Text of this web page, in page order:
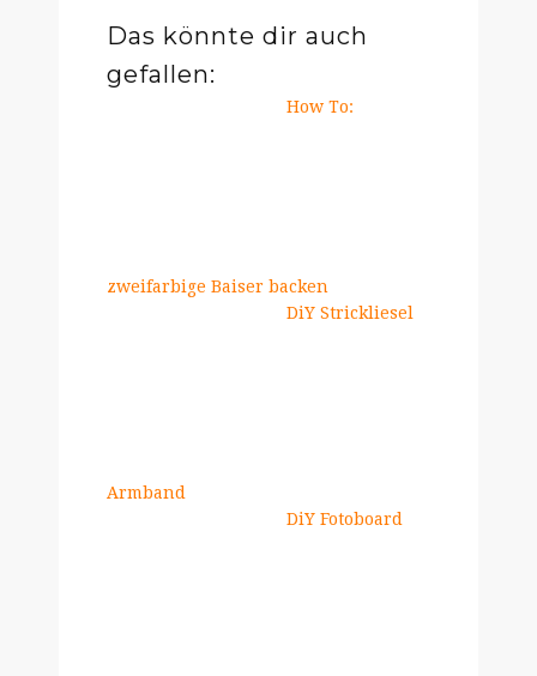
Das könnte dir auch
gefallen:
How To:
zweifarbige Baiser backen
DiY Strickliesel
Armband
DiY Fotoboard